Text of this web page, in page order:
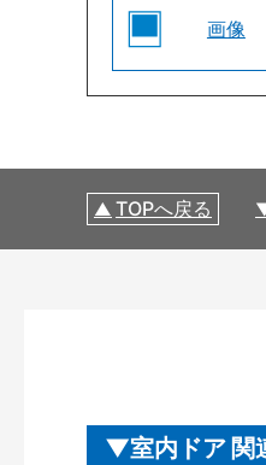
画像
TOPへ戻る
室内ドア 関